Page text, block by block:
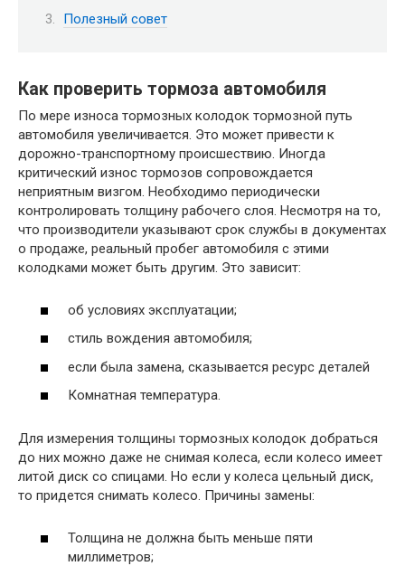
Полезный совет
Как проверить тормоза автомобиля
По мере износа тормозных колодок тормозной путь
автомобиля увеличивается. Это может привести к
дорожно-транспортному происшествию. Иногда
критический износ тормозов сопровождается
неприятным визгом. Необходимо периодически
контролировать толщину рабочего слоя. Несмотря на то,
что производители указывают срок службы в документах
о продаже, реальный пробег автомобиля с этими
колодками может быть другим. Это зависит:
об условиях эксплуатации;
стиль вождения автомобиля;
если была замена, сказывается ресурс деталей
Комнатная температура.
Для измерения толщины тормозных колодок добраться
до них можно даже не снимая колеса, если колесо имеет
литой диск со спицами. Но если у колеса цельный диск,
то придется снимать колесо. Причины замены:
Толщина не должна быть меньше пяти
миллиметров;